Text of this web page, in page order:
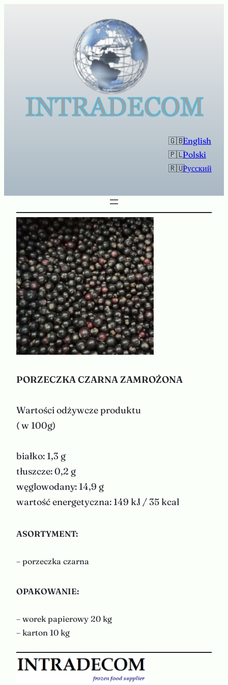
English
Polski
Русский
PORZECZKA CZARNA ZAMROŻONA
Wartości odżywcze produktu
( w 100g)
białko: 1,3 g
tłuszcze: 0,2 g
węglowodany: 14,9 g
wartość energetyczna: 149 kJ / 35 kcal
ASORTYMENT:
– porzeczka czarna
OPAKOWANIE:
– worek papierowy 20 kg
– karton 10 kg